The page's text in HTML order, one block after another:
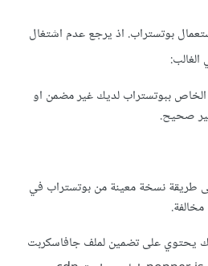
بوتستراب. اذ يرجع عدم اشتغال
ببوتستراب لديك غير مضمن او
صحيح.
طريقة نسخة معينة من بوتستراب في
يحتوي على تضمين لملف جافاسكربت